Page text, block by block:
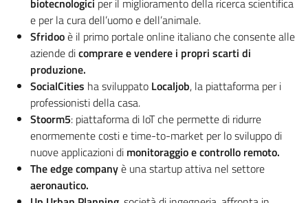
biotecnologici per il miglioramento della ricerca scientifica
e per la cura dell’uomo e dell’animale.
Sfridooè il primo portale online italiano che consente alle
aziende dicomprare e vendere i propri scarti di
produzione.
SocialCities ha sviluppato Localjob, la piattaforma per i
professionisti della casa.
Stoorm5: piattaforma di IoT che permette di ridurre
enormemente costi e time-to-market per lo sviluppo di
nuove applicazioni di monitoraggio e controllo remoto.
The edge companyè una startup attiva nel settore
aeronautico.